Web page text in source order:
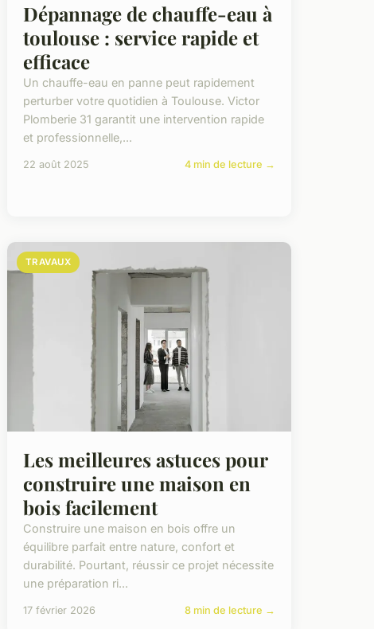
Dépannage de chauffe-eau à
toulouse : service rapide et
efficace
Un chauffe-eau en panne peut rapidement
perturber votre quotidien à Toulouse. Victor
Plomberie 31 garantit une intervention rapide
et professionnelle,...
22 août 2025 4 min de lecture →
TRAVAUX
Les meilleures astuces pour
construire une maison en
bois facilement
Construire une maison en bois offre un
équilibre parfait entre nature, confort et
durabilité. Pourtant, réussir ce projet nécessite
une préparation ri...
17 février 2026 8 min de lecture →